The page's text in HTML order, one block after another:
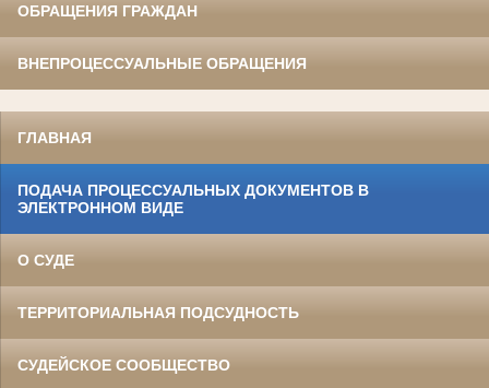
ОБРАЩЕНИЯ ГРАЖДАН
ВНЕПРОЦЕССУАЛЬНЫЕ ОБРАЩЕНИЯ
ГЛАВНАЯ
ПОДАЧА ПРОЦЕССУАЛЬНЫХ ДОКУМЕНТОВ В
ЭЛЕКТРОННОМ ВИДЕ
О СУДЕ
ТЕРРИТОРИАЛЬНАЯ ПОДСУДНОСТЬ
СУДЕЙСКОЕ СООБЩЕСТВО